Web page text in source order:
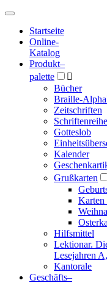
Hauptmenü
Hauptmenü
Startseite
Online-
Katalog
Produkt–
palette

Bücher
Braille-
Zeitschriften
Gotteslob
Kalender
Grußkarten
Karten
Hilfsmittel
Lektionar.
Lesejahren
Kantorale
Geschäfts­–